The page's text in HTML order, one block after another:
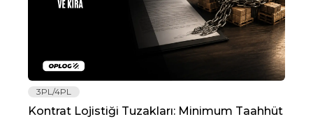
3PL/4PL
Kontrat Lojistiği Tuzakları: Minimum Taahhüt